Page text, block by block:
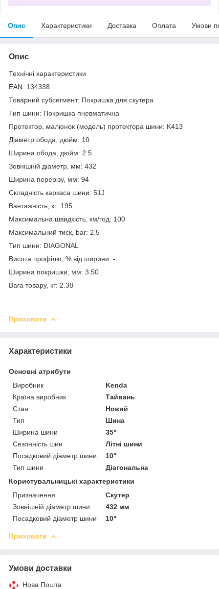
Опис Характеристики Доставка Оплата Умови
Опис
Технічні характеристики
EAN: 134338
Товарний субсегмент: Покришка для скутера
Тип шини: Покришка пневматична
Протектор, малюнок (модель) протектора шини: K413
Діаметр обода, дюйм: 10
Ширина обода, дюйм: 2.5
Зовнішній діаметр, мм: 432
Ширина перерізу, мм: 94
Складність каркаса шини: 51J
Вантажність, кг: 195
Максимальна швидкість, км/год: 100
Максимальний тиск, bar: 2.5
Тип шини: DIAGONAL
Висота профілю, % від ширини: -
Ширина покришки, мм: 3.50
Вага товару, кг: 2.38
Приховати
Характеристики
Основні атрибути
Виробник
Kenda
Країна виробник
Тайвань
Стан
Новий
Тип
Шина
Ширина шини
35"
Сезонність шин
Літні шини
Посадковий діаметр шини
10"
Тип шини
Діагональна
Користувальницькі характеристики
Призначення
Скутер
Зовнішній діаметр шини
432 мм
Посадковий діаметр шини
10"
Приховати
Умови доставки
Нова Пошта